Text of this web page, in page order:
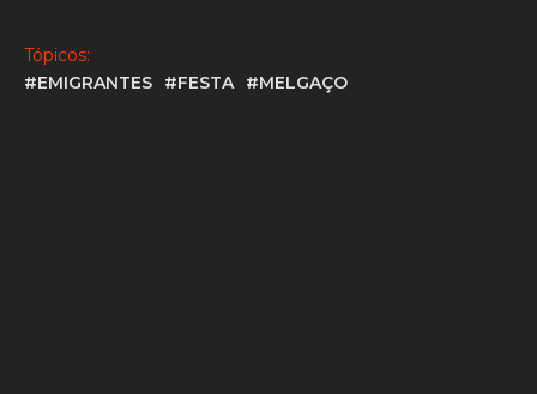
Tópicos:
#EMIGRANTES
#FESTA #MELGAÇO